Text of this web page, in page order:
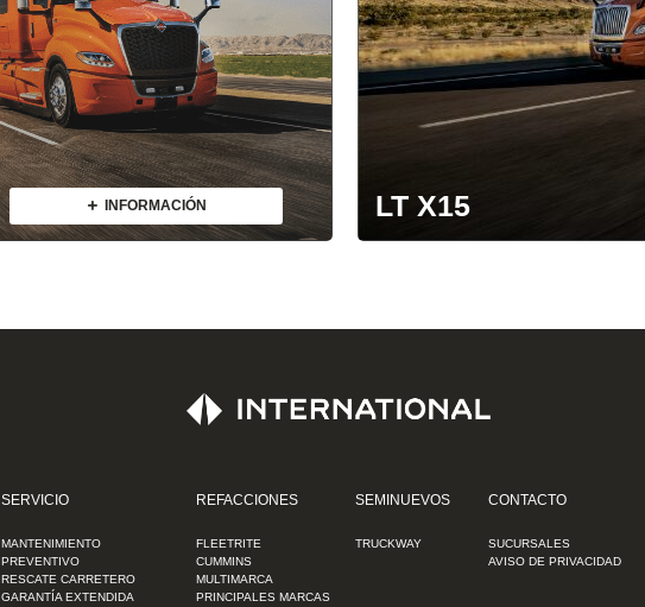
INFORMACIÓN LT X15
SERVICIO
MANTENIMIENTO
PREVENTIVO
RESCATE CARRETERO
GARANTÍA EXTENDIDA
REFACCIONES
FLEETRITE
CUMMINS
MULTIMARCA
PRINCIPALES MARCAS
SEMINUEVOS
TRUCKWAY
CONTACTO
SUCURSALES
AVISO DE PRIVACIDAD